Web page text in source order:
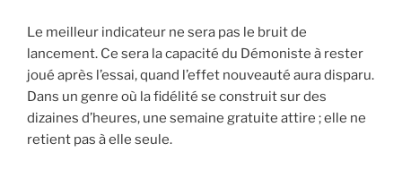
Le meilleur indicateur ne sera pas le bruit de
lancement. Ce sera la capacité du Démoniste à rester
joué après l’essai, quand l’effet nouveauté aura disparu.
Dans un genre où la fidélité se construit sur des
dizaines d’heures, une semaine gratuite attire ; elle ne
retient pas à elle seule.